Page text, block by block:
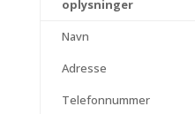
oplysninger
Navn
Adresse
Telefonnummer